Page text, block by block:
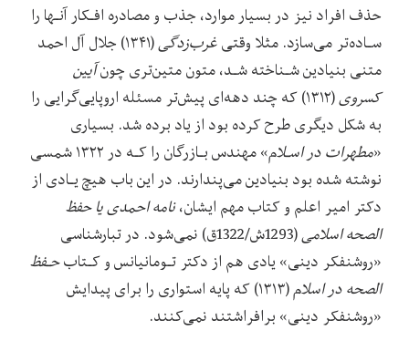
حذف افراد نیز در بسیار موارد، جذب و مصادره افـکار آنـها را
سـاده‌تر می‌سازد. مثلا وقتیغرب‌زدگی
(۱۳۴۱) جلال آل احمد
متنی بنیادین شـناخته شـد، متون متین‌تری چونآیین
کسروی
(۱۳۱۲) که چند دهه‌ای‌ پیش‌تر‌ مسئله اروپایی‌گرایی را
به شکل دیگری طرح کرده بود از یاد برده شد. بسیاری
«مطهرات در اسـلام
» مهندس بـازرگان را کـه در ۱۳۲۲ شمسی
نوشته شده بود بنیادین می‌پندارند. در این باب هیچ‌ یـادی‌ از
دکتر امیر اعلم و کتاب مهم ایشان،نامه احمدی یا حفظ
الصحه اسلامی
(1293ش/1322ق) نمی‌شود. در تبارشناسی
«روشنفکر دینی» یادی هم از دکتر تـومانیانس و کـتابحـفظ
الصحه در اسلام
(۱۳۱۳) که پایه استواری‌ را‌ برای پیدایش
«روشنفکر دینی» برافراشتند نمی‌کنند.